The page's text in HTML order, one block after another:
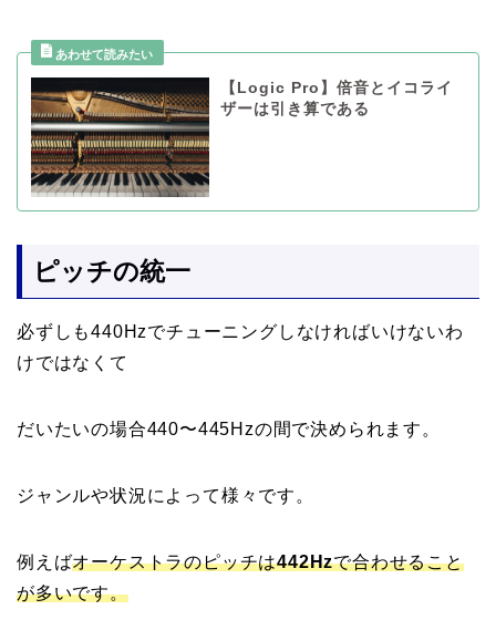
【Logic Pro】倍音とイコライ
ザーは引き算である
ピッチの統一
必ずしも440Hzでチューニングしなければいけないわ
けではなくて
だいたいの場合440〜445Hzの間で決められます。
ジャンルや状況によって様々です。
例えばオーケストラのピッチは442Hzで合わせること
が多いです。